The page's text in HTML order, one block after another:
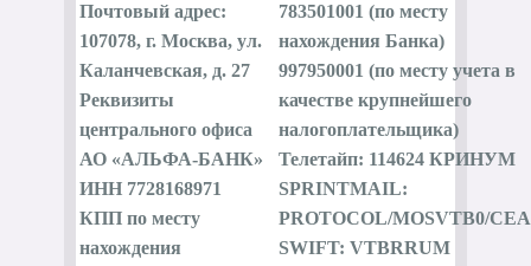
Почтовый адрес:
107078, г. Москва, ул.
Каланчевская, д. 27
Реквизиты
центрального офиса
АО «АЛЬФА-БАНК»
ИНН 7728168971
КПП по месту
нахождения
783501001 (по месту
нахождения Банка)
997950001 (по месту учета в
качестве крупнейшего
налогоплательщика)
Телетайп: 114624 КРИНУМ
SPRINTMAIL:
PROTOCOL/MOSVTB0/CEA
SWIFT: VTBRRUM